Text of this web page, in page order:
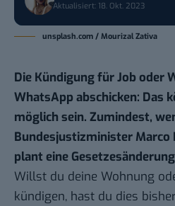
Aktualisiert: 18. Okt. 2023
unsplash.com / Mourizal Zativa
Die Kündigung für Job oder
WhatsApp abschicken: Das
möglich sein. Zumindest,
Bundesjustizminister Marco
plant eine
Willst du deine Wohnung
kündigen, hast du dies